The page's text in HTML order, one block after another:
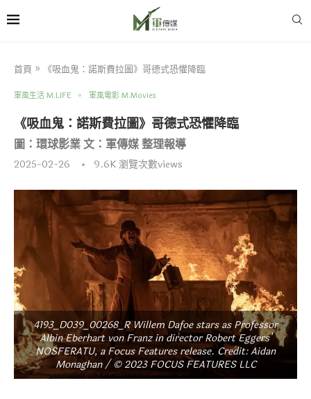
首頁 » 《吸血鬼：諾斯費拉圖》哥德式恐懼降臨
軍風生活 M.LIFE 軍風電影 M.Movies
《吸血鬼：諾斯費拉圖》哥德式恐懼降臨
圖：環球影業 文：軍傳媒 整理報導
2025-02-26 9.6K瀏覽次數views
4193_D039_00268_R Willem Dafoe stars as Professor
Albin Eberhart von Franz in director Robert Eggers’
NOSFERATU, a Focus Features release. Credit: Aidan
Monaghan / © 2023 FOCUS FEATURES LLC